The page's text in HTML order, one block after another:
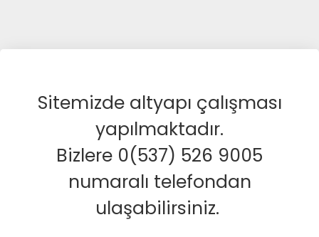
Sitemizde altyapı çalışması
yapılmaktadır.
Bizlere 0(537) 526 9005
numaralı telefondan
ulaşabilirsiniz.